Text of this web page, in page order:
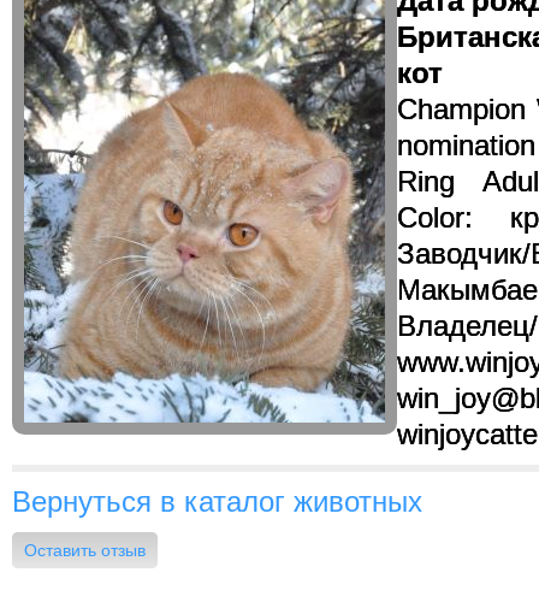
кот
Ring
Color:
Вернуться в каталог животных
Оставить отзыв